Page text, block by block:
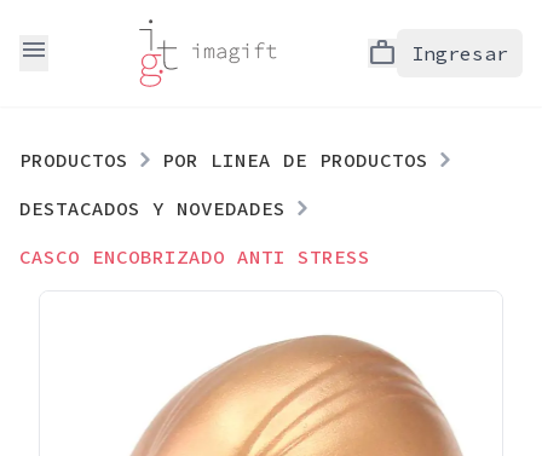
menu work Ingresar
PRODUCTOS
POR LINEA DE PRODUCTOS
DESTACADOS Y NOVEDADES
CASCO ENCOBRIZADO ANTI STRESS